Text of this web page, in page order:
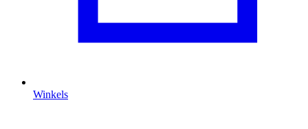
Winkels